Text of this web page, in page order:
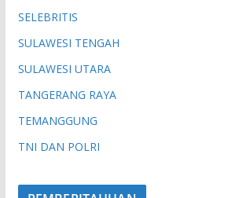
SELEBRITIS
SULAWESI TENGAH
SULAWESI UTARA
TANGERANG RAYA
TEMANGGUNG
TNI DAN POLRI